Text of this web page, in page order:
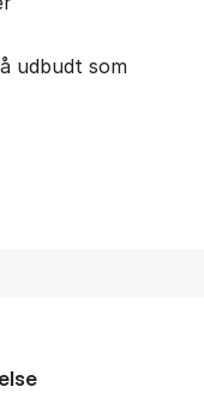
udbudt som